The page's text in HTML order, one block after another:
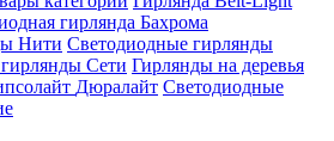
гирлянда Бахрома
Нити Светодиодные гирлянды
Сети Гирлянды на деревья
Дюралайт Светодиодные